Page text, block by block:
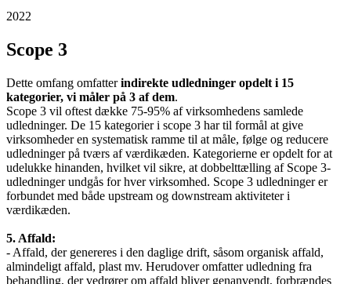
2022
Scope 3
Dette omfang omfatterindirekte udledninger opdelt i 15
kategorier, vi måler på 3 af dem.
Scope 3 vil oftest dække 75-95% af virksomhedens samlede
udledninger. De 15 kategorier i scope 3 har til formål at give
virksomheder en systematisk ramme til at måle, følge og reducere
udledninger på tværs af værdikæden. Kategorierne er opdelt for at
udelukke hinanden, hvilket vil sikre, at dobbelttælling af Scope 3-
udledninger undgås for hver virksomhed. Scope 3 udledninger er
forbundet med både upstream og downstream aktiviteter i
værdikæden.
5. Affald:
- Affald, der genereres i den daglige drift, såsom organisk affald,
almindeligt affald, plast mv. Herudover omfatter udledning fra
behandling, der vedrører om affald bliver genanvendt, forbrændes